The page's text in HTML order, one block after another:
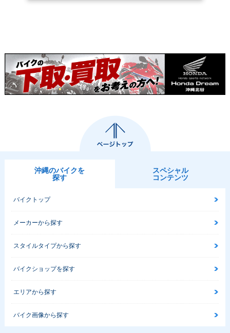
沖縄のバイクを
探す
スペシャル
コンテンツ
バイクトップ
メーカーから探す
スタイルタイプから探す
バイクショップを探す
エリアから探す
バイク画像から探す